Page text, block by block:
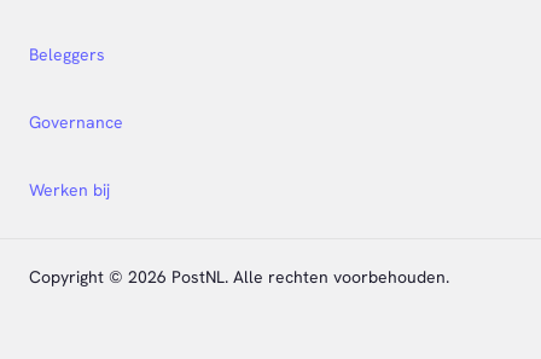
Beleggers
Governance
Werken bij
Copyright © 2026 PostNL. Alle rechten voorbehouden.